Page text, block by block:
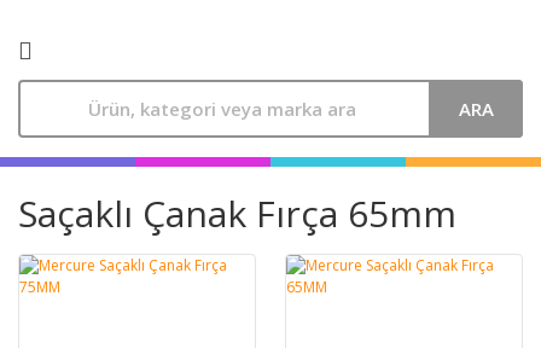
ARA
Saçaklı Çanak Fırça 65mm